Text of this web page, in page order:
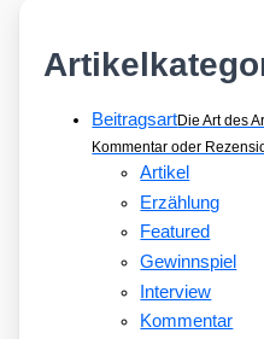
BeitragsartDie Art des
Kommentar oder
Artikel
Erzählung
Featured
Gewinnspiel
Interview
Kommentar